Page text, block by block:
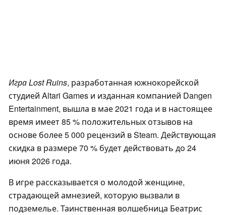
Игра Lost Ruins, разработанная южнокорейской
студией Altari Games и изданная компанией Dangen
Entertainment, вышла в мае 2021 года и в настоящее
время имеет 85 % положительных отзывов на
основе более 5 000 рецензий в Steam. Действующая
скидка в размере 70 % будет действовать до 24
июня 2026 года.
В игре рассказывается о молодой женщине,
страдающей амнезией, которую вызвали в
подземелье. Таинственная волшебница Беатрис